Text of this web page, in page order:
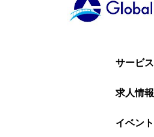
サービス
求人情報
イベント